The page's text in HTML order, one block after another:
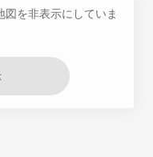
を非表示にしていま